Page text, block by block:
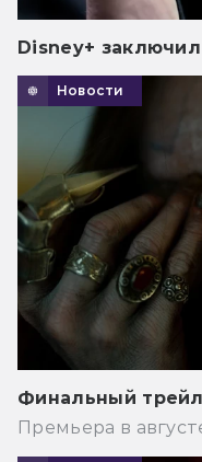
Disney+
Новости
Финальный
Премьера в